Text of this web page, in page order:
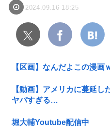
2024.09.16 18:25
【区画】なんだよこの漫画
【動画】アメリカに蔓延し
ヤバすぎる…
堀大輔Youtube配信中